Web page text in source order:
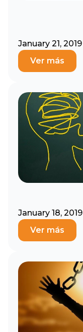
January 21, 2019
Ver más
January 18, 2019
Ver más